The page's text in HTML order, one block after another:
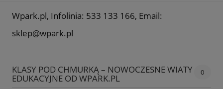
Wpark.pl, Infolinia: 533 133 166, Email:
sklep@wpark.pl
KLASY POD CHMURKĄ – NOWOCZESNE WIATY
EDUKACYJNE OD WPARK.PL
0